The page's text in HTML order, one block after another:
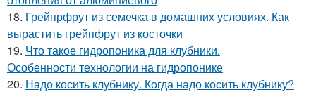
18. Грейпрфрут из семечка в домашних условиях. Как
вырастить грейпфрут из косточки
19. Что такое гидропоника для клубники.
Особенности технологии на гидропонике
20. Надо косить клубнику. Когда надо косить клубнику?